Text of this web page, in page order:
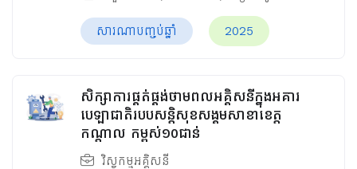
សារណាបញ្ចប់ឆ្នាំ 2025
សិក្សាការផ្គត់ផ្គង់ថាមពលអគ្គិសនីក្នុងអគារ
បេឡាជាតិរបបសន្តិសុខ​សង្គមសាខាខេត្ត
កណ្តាល កម្ពស់១០ជាន់
វិស្វកម្មអគ្គិសនី